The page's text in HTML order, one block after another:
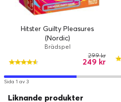
Hitster Guilty Pleasures
(Nordic)
Brädspel
249 kr
299 kr
Sida 1 av 3
Liknande produkter